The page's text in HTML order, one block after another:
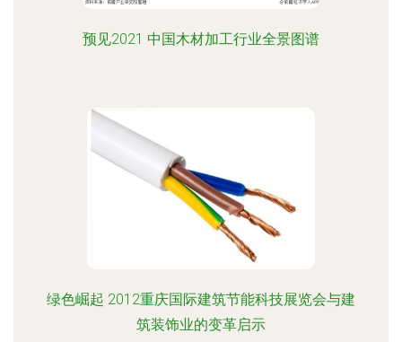
预见2021 中国木材加工行业全景图谱
绿色崛起 2012重庆国际建筑节能科技展览会与建
筑装饰业的变革启示